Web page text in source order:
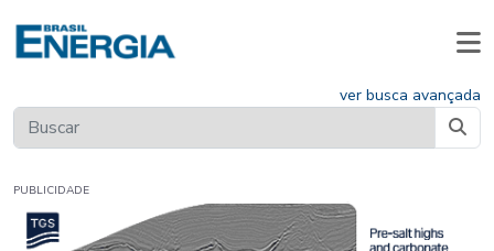
ver busca avançada
PUBLICIDADE